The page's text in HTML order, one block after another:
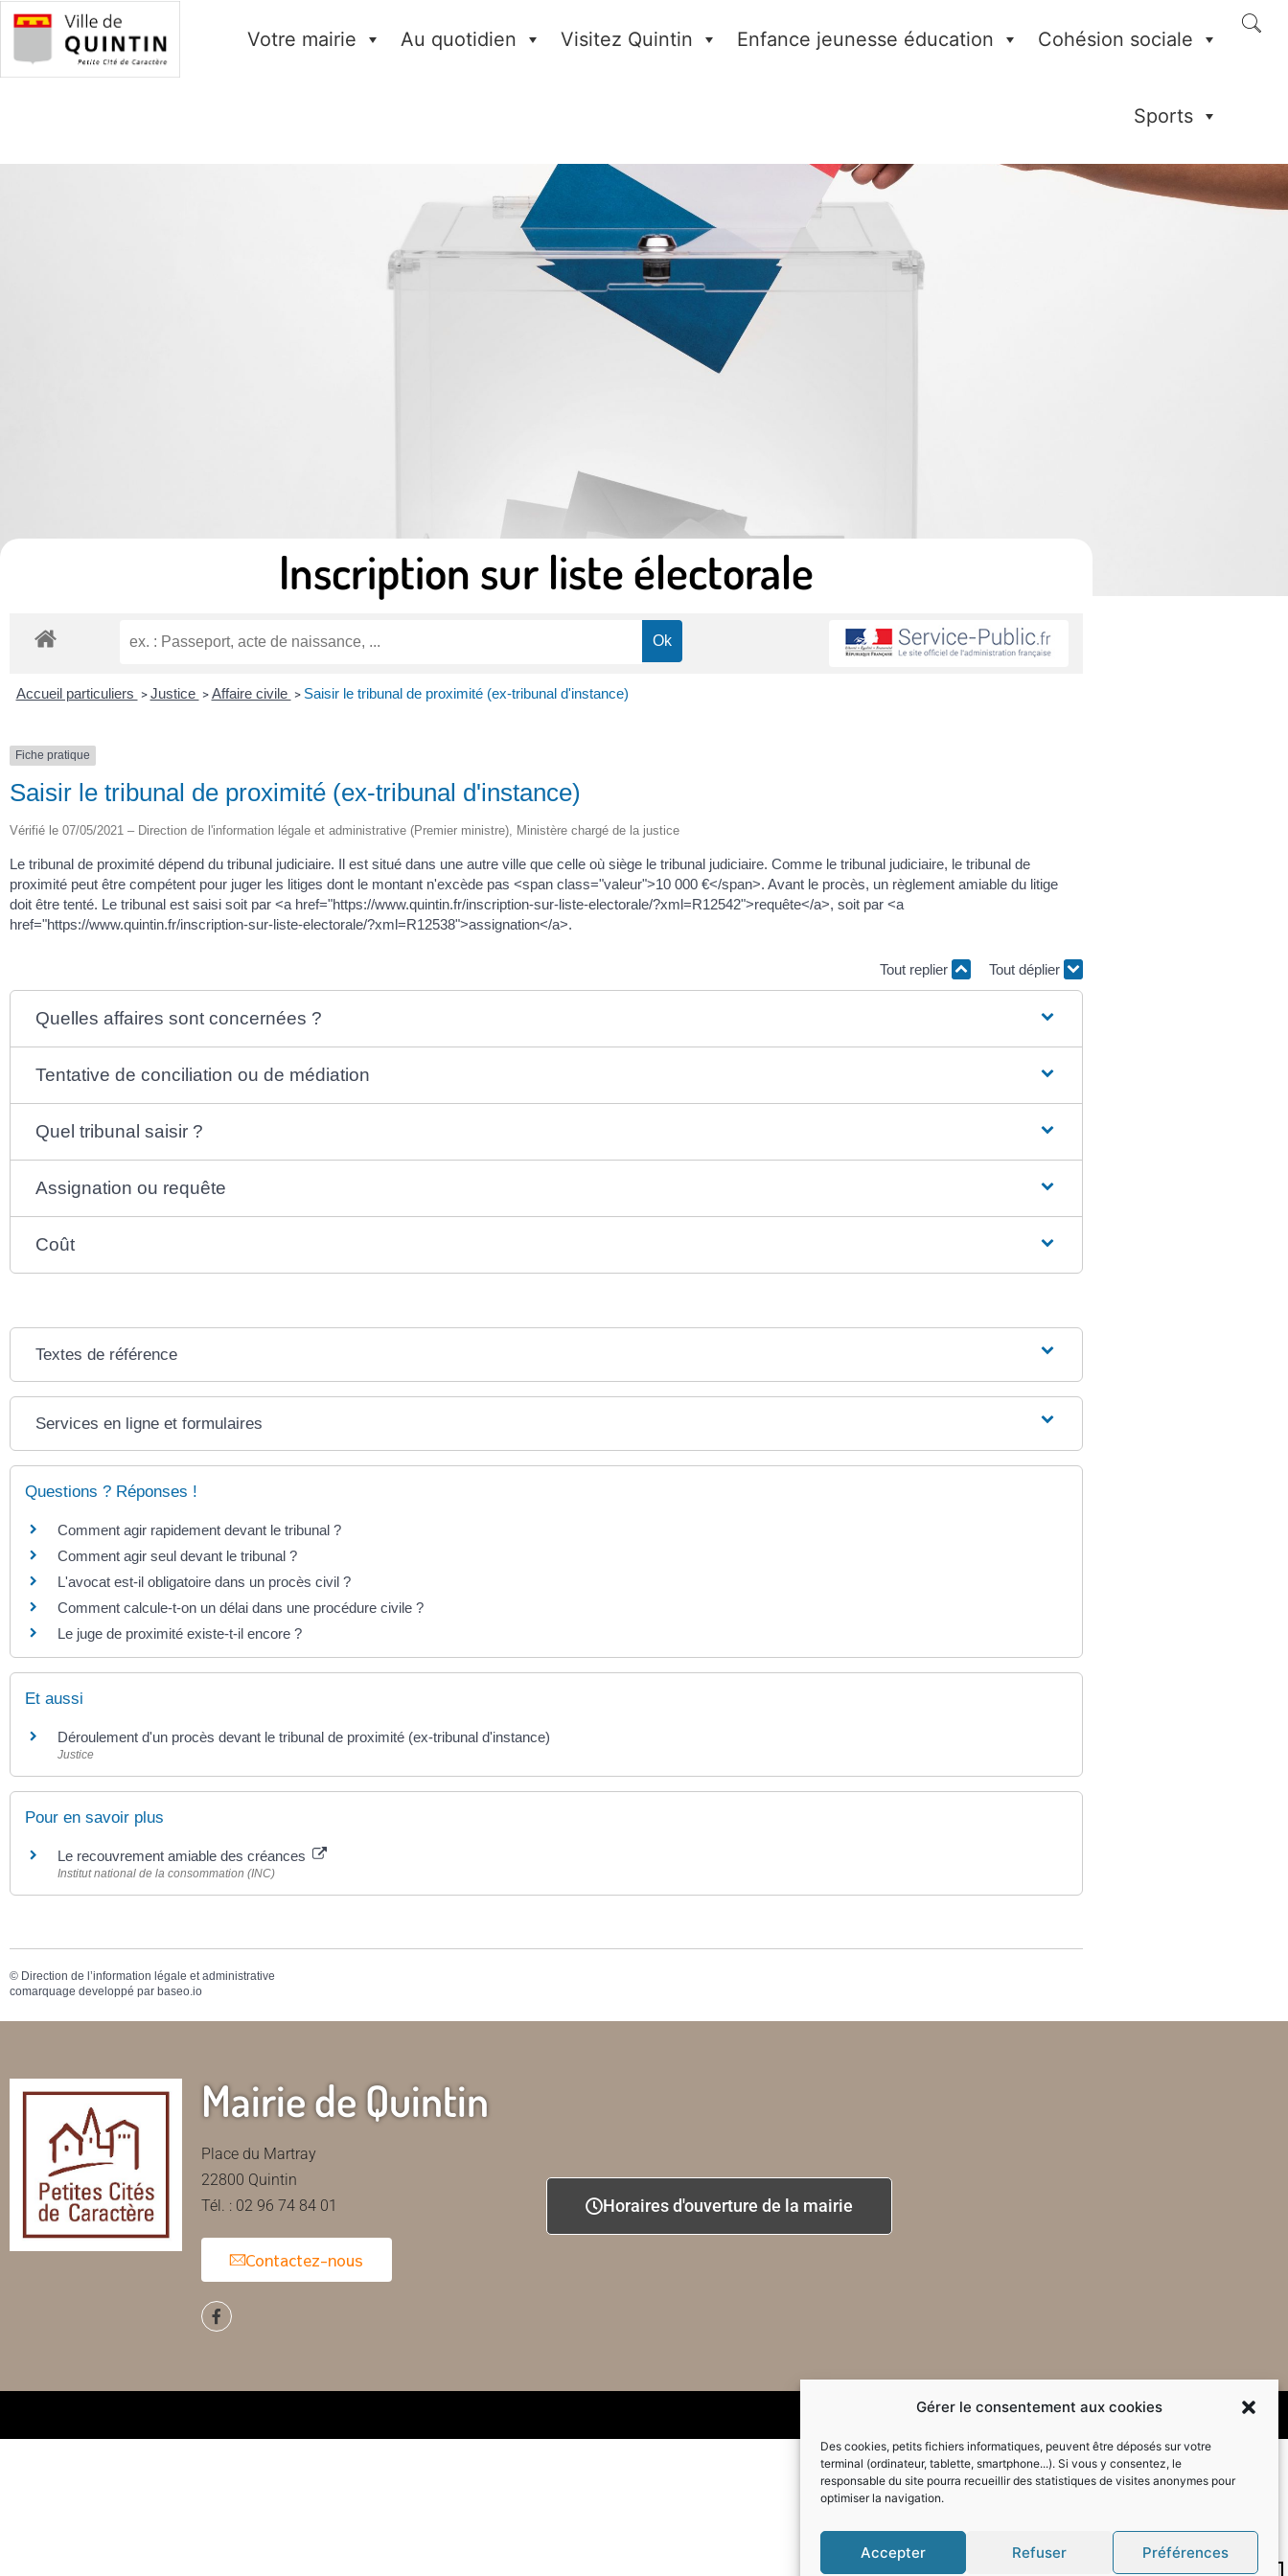
Gérer le consentement aux cookies
Des cookies, petits fichiers informatiques, peuvent être déposés sur votre
terminal (ordinateur, tablette, smartphone...). Si vous y consentez, le
responsable du site pourra recueillir des statistiques de visites anonymes pour
optimiser la navigation.
Accepter Refuser Préférences
Votre mairie Au quotidien Visitez Quintin Enfance jeunesse éducation Cohésion sociale
Sports
Inscription sur liste électorale
Accueil particuliers > Justice > Affaire civile > Saisir le tribunal de proximité (ex-tribunal d'instance)
Fiche pratique
Saisir le tribunal de proximité (ex-tribunal d'instance)
Vérifié le 07/05/2021 – Direction de l'information légale et administrative (Premier ministre), Ministère chargé de la justice
Le tribunal de proximité dépend du tribunal judiciaire. Il est situé dans une autre ville que celle où siège le tribunal judiciaire. Comme le tribunal judiciaire, le tribunal de
proximité peut être compétent pour juger les litiges dont le montant n'excède pas <span class="valeur">10 000 €</span>. Avant le procès, un règlement amiable du litige
doit être tenté. Le tribunal est saisi soit par <a href="https://www.quintin.fr/inscription-sur-liste-electorale/?xml=R12542">requête</a>, soit par <a
href="https://www.quintin.fr/inscription-sur-liste-electorale/?xml=R12538">assignation</a>.
Tout replier Tout déplier
Quelles affaires sont concernées ?
Tentative de conciliation ou de médiation
Quel tribunal saisir ?
Assignation ou requête
Coût
Textes de référence
Services en ligne et formulaires
Questions ? Réponses !
Comment agir rapidement devant le tribunal ?
Comment agir seul devant le tribunal ?
L'avocat est-il obligatoire dans un procès civil ?
Comment calcule-t-on un délai dans une procédure civile ?
Le juge de proximité existe-t-il encore ?
Et aussi
Déroulement d'un procès devant le tribunal de proximité (ex-tribunal d'instance)
Justice
Pour en savoir plus
Le recouvrement amiable des créances
Institut national de la consommation (INC)
© Direction de l’information légale et administrative
comarquage developpé par baseo.io
Mairie de Quintin
Place du Martray
22800 Quintin
Tél. : 02 96 74 84 01
Contactez-nous
Horaires d'ouverture de la mairie